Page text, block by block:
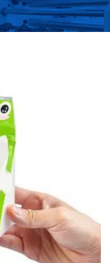
メーカー
Co.,Ltd.
フィルム、多層共押出フ
ます。